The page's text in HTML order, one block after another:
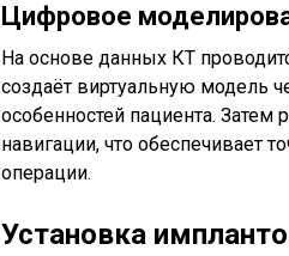
Цифровое
На основе данных КТ
создаёт виртуальную модель
особенностей пациента.
навигации, что обеспечивает
операции.
Установка